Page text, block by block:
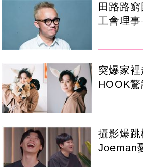
田路路
工會理
突爆家
HOOK
攝影爆跳
Joeman